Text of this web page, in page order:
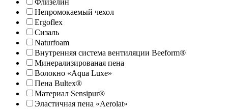
Флизелин
Непромокаемый чехол
Ergoflex
Сизаль
Naturfoam
Внутренняя система вентиляции Beeform®
Минерализированая пена
Волокно «Aqua Luxe»
Пена Bultex®
Материал Sensipur®
Эластичная пена «Aerolat»